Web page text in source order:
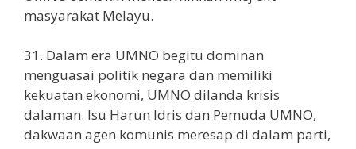
masyarakat Melayu.
31. Dalam era UMNO begitu dominan
menguasai politik negara dan memiliki
kekuatan ekonomi, UMNO dilanda krisis
dalaman. Isu Harun Idris dan Pemuda UMNO,
dakwaan agen komunis meresap di dalam parti,